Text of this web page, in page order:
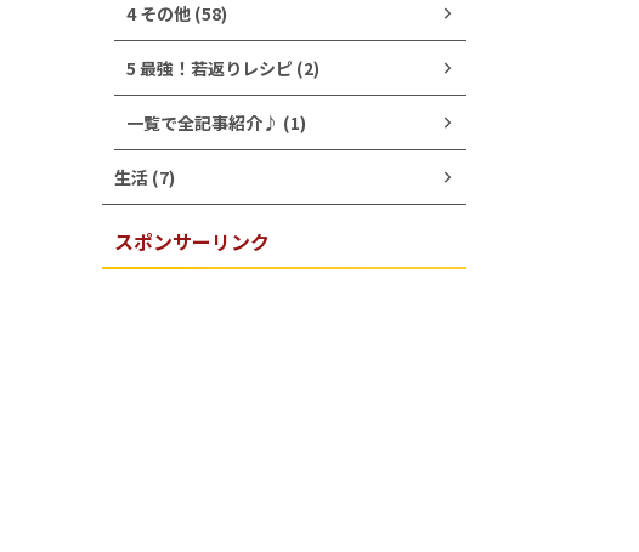
4 その他 (58)
5 最強！若返りレシピ (2)
一覧で全記事紹介♪ (1)
生活 (7)
スポンサーリンク